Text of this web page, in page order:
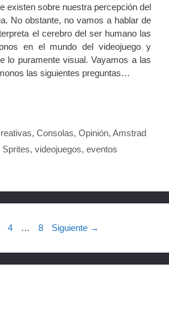
existen sobre nuestra percepción del
No obstante, no vamos a hablar de
el cerebro del ser humano las
en el mundo del videojuego y
lo puramente visual. Vayamos a las
las siguientes preguntas…
, Consolas, Opinión, Amstrad
Sprites, videojuegos, eventos
Página
4 … Página
8 Siguiente →